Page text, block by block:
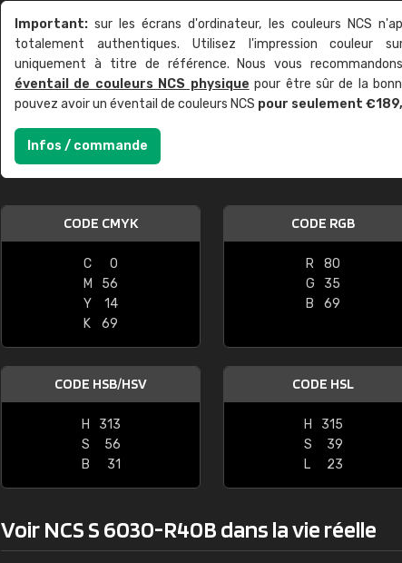
Important: sur les écrans d'ordinateur, les couleurs NCS
totalement authentiques. Utilisez l'impression couleur
uniquement à titre de référence. Nous vous
éventail de couleurs NCS physique pour être sûr de la
pouvez avoir un éventail de couleurs NCS pour seulement
Infos / commande
CODE CMYK
C
0
M
56
Y
14
K
69
CODE RGB
R
80
G
35
B
69
CODE HSB/HSV
H
313
S
56
B
31
CODE HSL
H
315
S
39
L
23
Voir NCS S 6030-R40B dans la vie réelle